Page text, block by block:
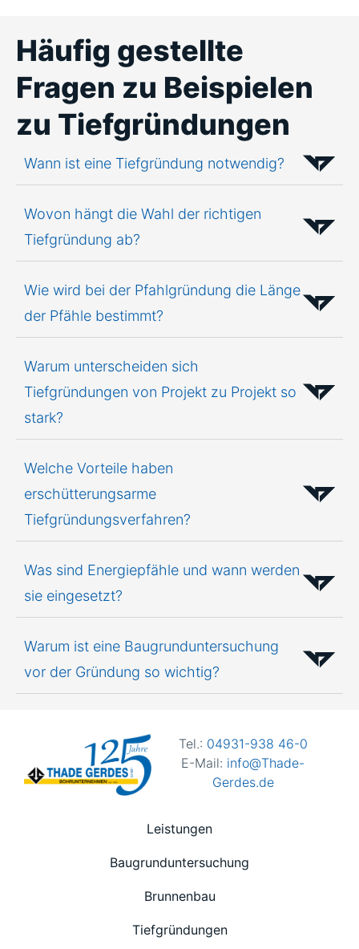
Häufig gestellte
Fragen zu Beispielen
zu Tiefgründungen
Wann ist eine Tiefgründung notwendig?
Wovon hängt die Wahl der richtigen
Tiefgründung ab?
Wie wird bei der Pfahlgründung die Länge
der Pfähle bestimmt?
Warum unterscheiden sich
Tiefgründungen von Projekt zu Projekt so
stark?
Welche Vorteile haben
erschütterungsarme
Tiefgründungsverfahren?
Was sind Energiepfähle und wann werden
sie eingesetzt?
Warum ist eine Baugrunduntersuchung
vor der Gründung so wichtig?
Tel.: 04931-938 46-0
E-Mail: info@Thade-
Gerdes.de
Leistungen
Baugrunduntersuchung
Brunnenbau
Tiefgründungen